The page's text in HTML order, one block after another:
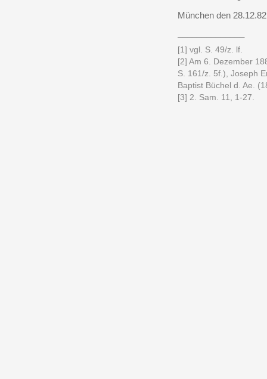
München den
[1] vgl. S. 49/z. lf.
[2] Am 6. Dezember
S. 161/z. 5f.), Joseph
Baptist Büchel d. Ae.
[3] 2. Sam. 11, 1-27.